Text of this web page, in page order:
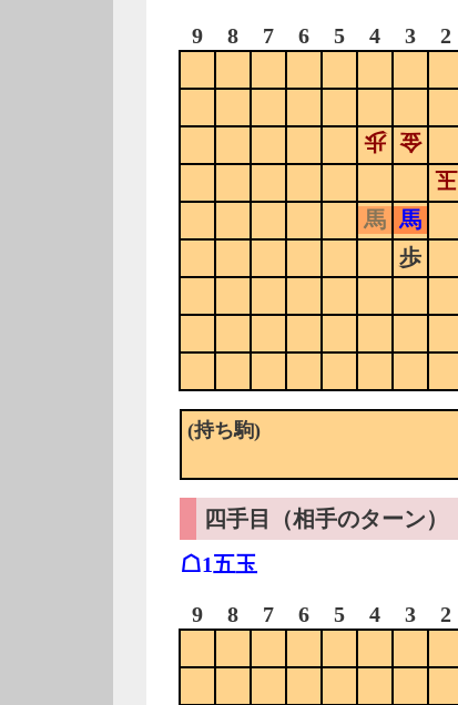
9 8 7 6 5 4 3 2
歩 金
玉
馬 馬
歩
(持ち駒)
四手目（相手のターン）
☖1五玉
9 8 7 6 5 4 3 2